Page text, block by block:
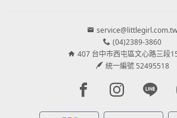
service@littlegirl.com.tw
(04)2389-3860
407 台中市西屯區文心路三段
統一編號 52495518
Facebook page
Instagram
Line